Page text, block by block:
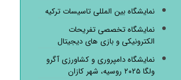
نمایشگاه بین المللی تاسیسات ترکیه
نمایشگاه تخصصی تفریحات
الکترونیکی و بازی های دیجیتال
نمایشگاه دامپروری و کشاورزی آگرو
ولگا ۲۰۲۵ روسیه، شهر کازان